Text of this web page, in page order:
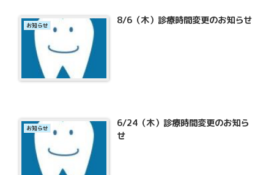
お知らせ 8/6（木）診療時間変更のお知らせ
お知らせ
6/24（木）診療時間変更のお知ら
せ